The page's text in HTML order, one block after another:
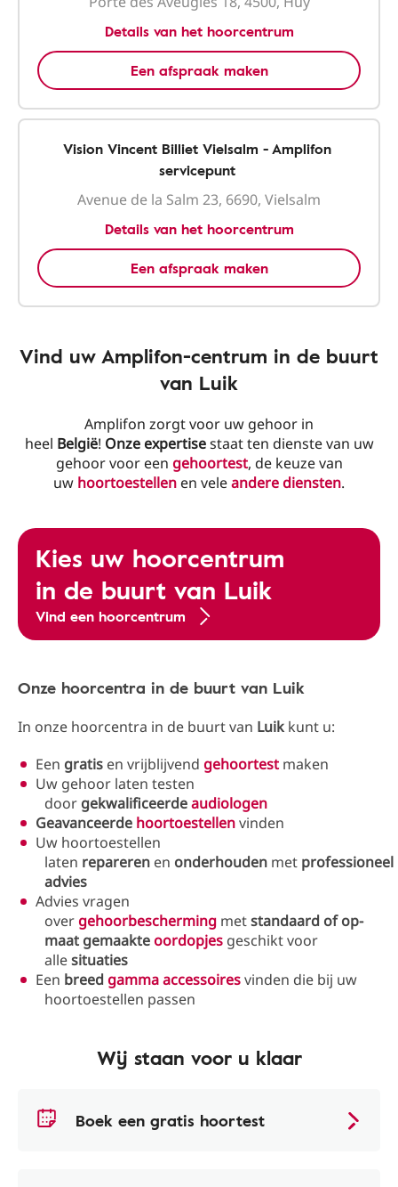
Details van het hoorcentrum
Een afspraak maken
Vision Vincent Billiet Vielsalm - Amplifon
servicepunt
Avenue de la Salm 23, 6690, Vielsalm
Details van het hoorcentrum
Een afspraak maken
Vind uw Amplifon-centrum in de buurt
van Luik
Amplifon zorgt voor uw gehoor in
heel België! Onze expertisestaat ten dienste van uw
gehoor voor een gehoortest, de keuze van
uw hoortoestellen en veleandere diensten.
Kies uw hoorcentrum
in de buurt van Luik
Vind een hoorcentrum
Onze hoorcentra in de buurt van Luik
In onze hoorcentra in de buurt van Luik kunt u:
Een gratis en vrijblijvend gehoortest maken
Uw gehoor laten testen
door gekwalificeerdeaudiologen
Geavanceerde hoortoestellenvinden
Uw hoortoestellen
laten repareren en onderhouden met professioneel
advies
Advies vragen
overgehoorbescherming metstandaard of op-
maat gemaakteoordopjes geschikt voor
allesituaties
Een breedgamma accessoiresvinden die bij uw
hoortoestellen passen
Wij staan voor u klaar
Boek een gratis hoortest